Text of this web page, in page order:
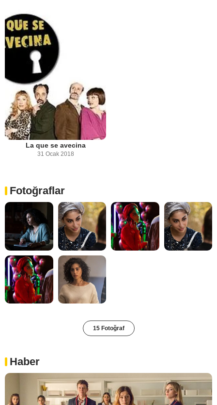
La que se avecina
31 Ocak 2018
Fotoğraflar
15 Fotoğraf
Haber